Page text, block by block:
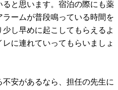
と思います。宿泊の際にも薬
ームが普段鳴っている時間を
し早めに起こしてもらえるよ
に連れていってもらいましょ
安があるなら、担任の先生に